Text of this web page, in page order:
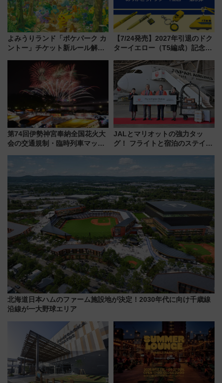
よみうりランド「ポケパーク カ
ントー」チケット新ルール解
本人確認が11月スタート
【7/24発売】2027年引退のドク
ターイエロー（T5編成）記念グ
送の目覚まし時計など通販・販
売店舗まとめ
第74回伊勢神宮奉納全国花火大
会の交通規制・臨時列車マッ
JALとマリオットの強力タッ
グ！ フライトと宿泊のステイタ
北海道日本ハムのファーム施設地が決定！2030年代に向け千歳線
沿線が一大野球エリア